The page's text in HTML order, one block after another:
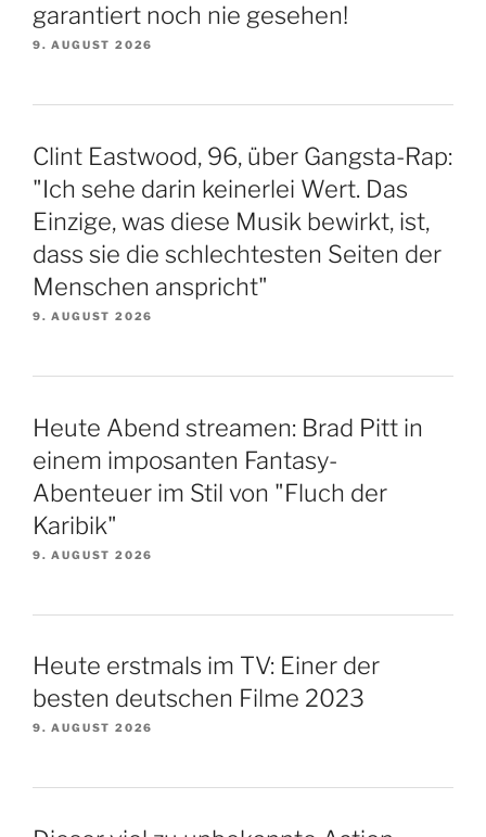
garantiert noch nie gesehen!
9. AUGUST 2026
Clint Eastwood, 96, über Gangsta-Rap:
"Ich sehe darin keinerlei Wert. Das
Einzige, was diese Musik bewirkt, ist,
dass sie die schlechtesten Seiten der
Menschen anspricht"
9. AUGUST 2026
Heute Abend streamen: Brad Pitt in
einem imposanten Fantasy-
Abenteuer im Stil von "Fluch der
Karibik"
9. AUGUST 2026
Heute erstmals im TV: Einer der
besten deutschen Filme 2023
9. AUGUST 2026